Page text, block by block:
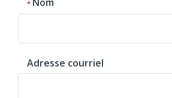
Adresse courriel